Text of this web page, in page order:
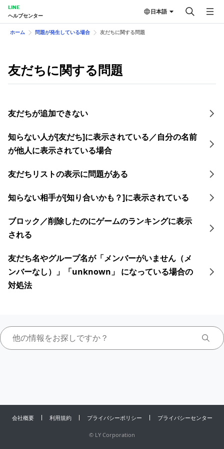
LINE
ヘルプセンター
日本語
ホーム 問題が発生している場合 友だちに関する問題
友だちに関する問題
友だちが追加できない
知らない人が[友だち]に表示されている／自分の名前
が他人に表示されている場合
友だちリストの表示に問題がある
知らない相手が[知り合いかも？]に表示されている
ブロック／削除したのにゲームのランキングに表示
される
友だち名やグループ名が「メンバーがいません（メ
ンバーなし）」「unknown」 になっている場合の
対処法
会社概要 利用規約 プライバシーポリシー プライバシーセンター
© LY Corporation